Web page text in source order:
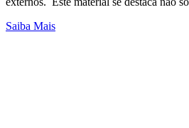
Saiba Mais